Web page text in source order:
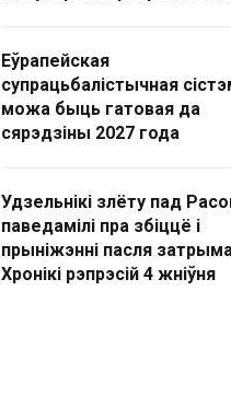
Еўрапейская
супрацьбалістычная
можа быць гатовая да
сярэдзіны 2027 года
Удзельнікі злёту пад
паведамілі пра збіццё і
прыніжэнні пасля
Хронікі рэпрэсій 4 жніўня